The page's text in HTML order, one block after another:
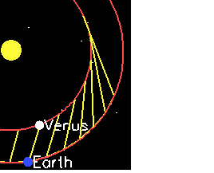
Muratoğlu